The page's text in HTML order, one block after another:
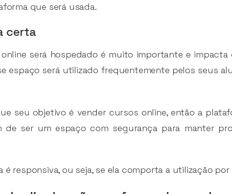
que será usada.
certa
será hospedado é muito importante e impacta
espaço será utilizado frequentemente pelos seus
seu objetivo é vender cursos online, então a
de ser um espaço com segurança para manter
é responsiva, ou seja, se ela comporta a utilização